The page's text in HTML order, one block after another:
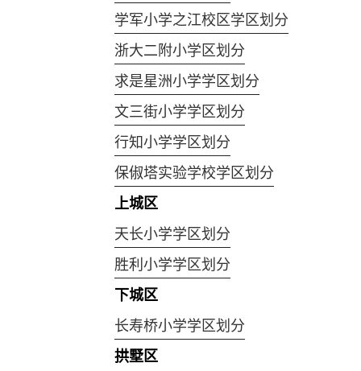
学军小学之江校区学区划分
浙大二附小学区划分
求是星洲小学学区划分
文三街小学学区划分
行知小学学区划分
保俶塔实验学校学区划分
上城区
天长小学学区划分
胜利小学学区划分
下城区
长寿桥小学学区划分
拱墅区